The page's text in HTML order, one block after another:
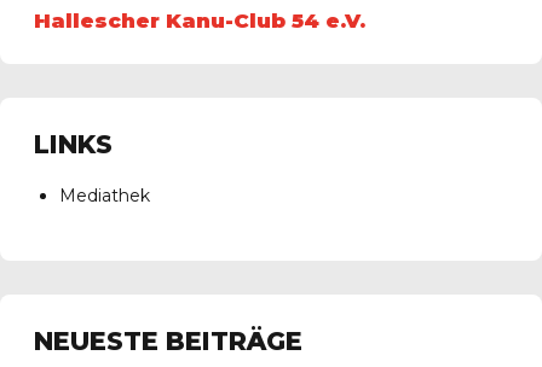
Hallescher Kanu-Club 54 e.V.
LINKS
Mediathek
NEUESTE BEITRÄGE